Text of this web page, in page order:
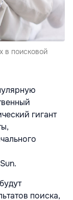
в поисковой
гигант
поиска,